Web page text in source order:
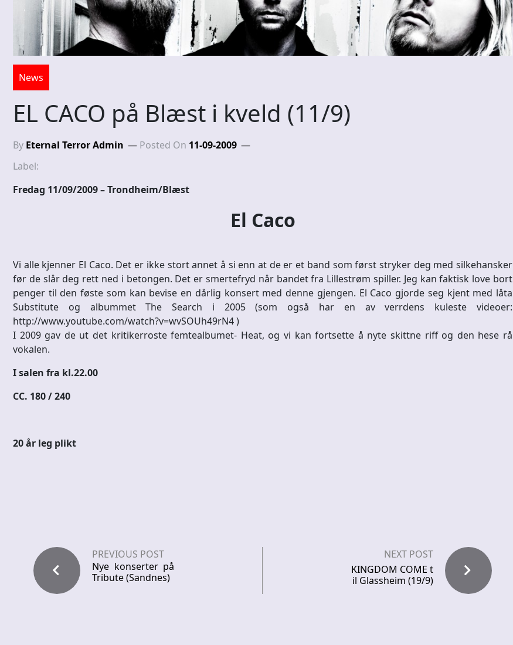
News
EL CACO på Blæst i kveld (11/9)
By Eternal Terror Admin Posted On 11-09-2009
Label:
Fredag 11/09/2009– Trondheim/Blæst
El Caco
Vi alle kjenner El Caco. Det er ikke stort annet å si enn at de er et band som først stryker deg med silkehansker
før de slår deg rett ned i betongen. Det er smertefryd når bandet fra Lillestrøm spiller. Jeg kan faktisk love bort
penger til den føste som kan bevise en dårlig konsert med denne gjengen. El Caco gjorde seg kjent med låta
Substitute og albummet The Search i 2005 (som også har en av verrdens kuleste videoer:
http://www.youtube.com/watch?v=wvSOUh49rN4 )
I 2009 gav de ut det kritikerroste femtealbumet- Heat, og vi kan fortsette å nyte skittne riff og den hese rå
vokalen.
I salen fra kl.22.00
CC. 180 / 240
20 år leg plikt
PREVIOUS POST
Nye konserter på
Tribute (Sandnes)
NEXT POST
KINGDOM COME t
il Glassheim (19/9)